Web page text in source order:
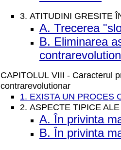
3. ATITUDINI GRESITE
A. Trecerea
B. Eliminarea
CAPITOLUL VIII - Caracterul
contrarevolutionar
1. EXISTA UN PROCES
2. ASPECTE TIPICE
A. În privinta
B. În privinta